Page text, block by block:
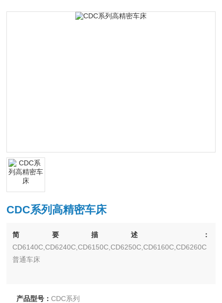
CDC系列高精密车床
简要描述：
CD6140C,CD6240C,CD6150C,CD6250C,CD6160C,CD6260C
普通车床
产品型号：CDC系列